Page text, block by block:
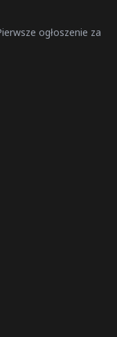
ogłoszenie za